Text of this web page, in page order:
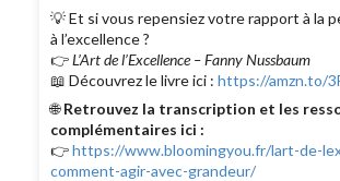
💡 Et si vous repensiez votre rapport à la
à l’excellence ?
👉L’Art de l’Excellence – Fanny Nussbaum
📖 Découvrez le livre ici :https://amzn.to/
🌐Retrouvez la transcription et les
complémentaires ici :
👉https://www.bloomingyou.fr/lart-de-
comment-agir-avec-grandeur/